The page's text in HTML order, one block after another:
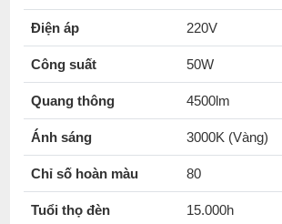
Điện áp 220V
Công suất 50W
Quang thông 4500lm
Ánh sáng 3000K (Vàng)
Chỉ số hoàn màu 80
Tuổi thọ đèn 15.000h